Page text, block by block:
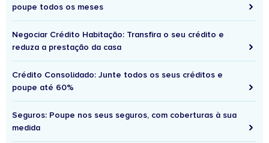
poupe todos os meses
Negociar Crédito Habitação: Transfira o seu crédito e
reduza a prestação da casa
Crédito Consolidado: Junte todos os seus créditos e
poupe até 60%
Seguros: Poupe nos seus seguros, com coberturas à sua
medida